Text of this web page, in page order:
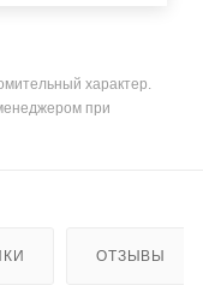
характер.
при
ОТЗЫВЫ